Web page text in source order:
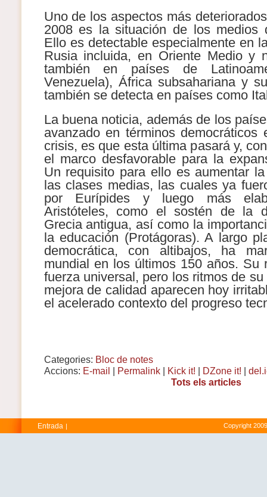
Uno de los aspectos más
2008 es la situación de los medios
Ello es detectable especialmente en
Rusia incluida, en Oriente Medio y
también en países de
Venezuela), África subsahariana y
también se detecta en países como
La buena noticia, además de los
avanzado en términos democráticos
crisis, es que esta última pasará y,
el marco desfavorable para la
Un requisito para ello es aumentar
las clases medias, las cuales ya
por Eurípides y luego más
Aristóteles, como el sostén de la
Grecia antigua, así como la
la educación (Protágoras). A largo
democrática, con altibajos, ha
mundial en los últimos 150 años. Su
fuerza universal, pero los ritmos de
mejora de calidad aparecen hoy
el acelerado contexto del progreso
Categories: Bloc de notes
Accions: E-mail | Permalink| Kick it! | DZone it! |
Tots els articles
Entrada | Copyright